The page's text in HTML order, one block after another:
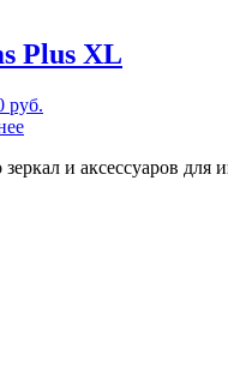
Plus XL
руб.
и аксессуаров для